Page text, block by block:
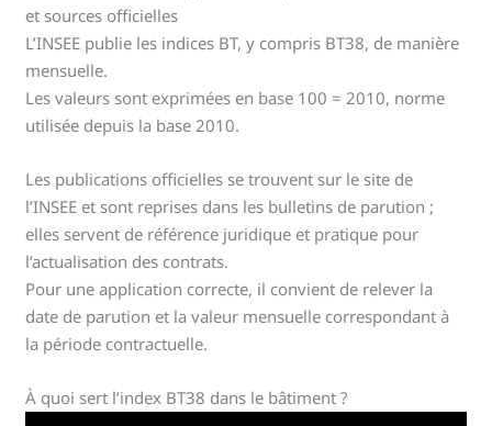
et sources officielles
L’INSEE publie les indices BT, y compris BT38, de manière
mensuelle.
Les valeurs sont exprimées en base 100 = 2010, norme
utilisée depuis la base 2010.
Les publications officielles se trouvent sur le site de
l’INSEE et sont reprises dans les bulletins de parution ;
elles servent de référence juridique et pratique pour
l’actualisation des contrats.
Pour une application correcte, il convient de relever la
date de parution et la valeur mensuelle correspondant à
la période contractuelle.
À quoi sert l’index BT38 dans le bâtiment ?